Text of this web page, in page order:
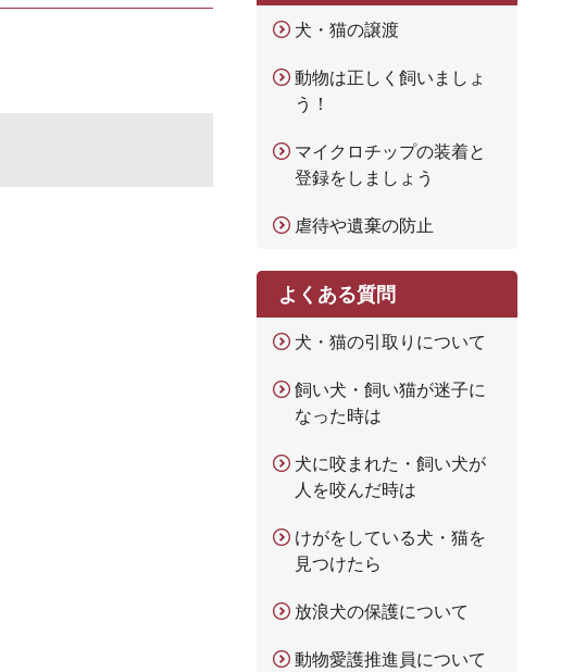
犬・猫の譲渡
動物は正しく飼いましょ
う！
マイクロチップの装着と
登録をしましょう
虐待や遺棄の防止
よくある質問
犬・猫の引取りについて
飼い犬・飼い猫が迷子に
なった時は
犬に咬まれた・飼い犬が
人を咬んだ時は
けがをしている犬・猫を
見つけたら
放浪犬の保護について
動物愛護推進員について